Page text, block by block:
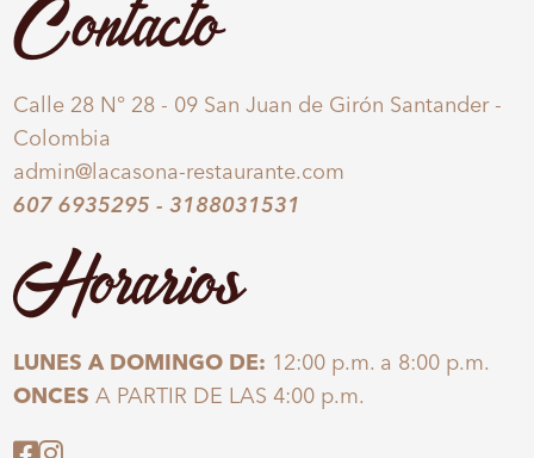
Contacto
Calle 28 N° 28 - 09 San Juan de Girón Santander -
Colombia
admin@lacasona-restaurante.com
607 6935295 -3188031531
Horarios
LUNES A DOMINGO DE: 12:00 p.m. a 8:00 p.m.
ONCES A PARTIR DE LAS 4:00 p.m.